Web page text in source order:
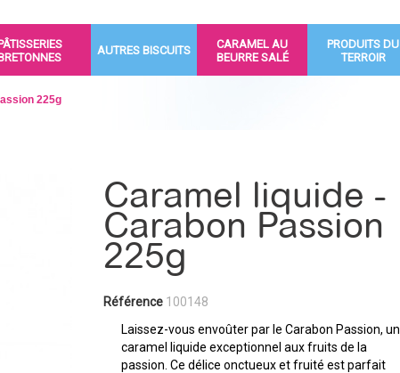
AUTRES BISCUITS
CARAMEL AU
BEURRE SALÉ
PRODUITS DU
TERROIR
225g
Caramel liquide -
Carabon Passion
225g
Référence 100148
Laissez-vous envoûter par le Carabon Passion, un
caramel liquide exceptionnel aux fruits de la
passion. Ce délice onctueux et fruité est parfait